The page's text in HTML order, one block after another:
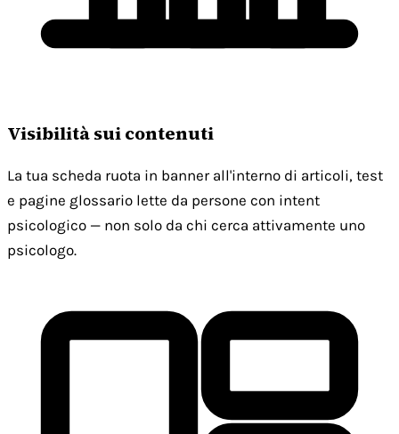
Visibilità sui contenuti
La tua scheda ruota in banner all'interno di articoli, test
e pagine glossario lette da persone con intent
psicologico — non solo da chi cerca attivamente uno
psicologo.